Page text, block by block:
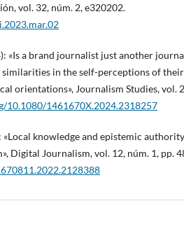
vol. 32, núm. 2, e320202.
«Is a brand journalist just another
similarities in the self-perceptions of their
orientations», Journalism Studies, vol.
10.1080/1461670X.2024.2318257
«Local knowledge and epistemic
Digital Journalism, vol. 12, núm. 1, pp.